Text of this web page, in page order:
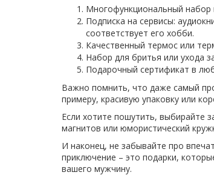
Многофункциональный набор
Подписка на сервисы:
соответствует его хобби.
Качественный термос или
Набор для бритья или ухода
Подарочный сертификат в
Важно помнить, что даже самый
примеру, красивую упаковку или
Если хотите пошутить, выбирайте
магнитов или юмористический
И наконец, не забывайте про
приключение – это подарки,
вашего мужчину.